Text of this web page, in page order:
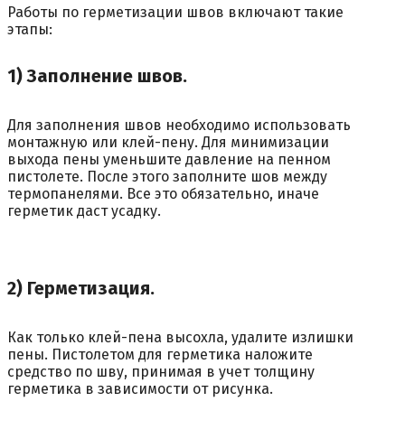
Работы по герметизации швов включают такие
этапы:
1) Заполнение швов.
Для заполнения швов необходимо использовать
монтажную или клей-пену. Для минимизации
выхода пены уменьшите давление на пенном
пистолете. После этого заполните шов между
термопанелями. Все это обязательно, иначе
герметик даст усадку.
2) Герметизация.
Как только клей-пена высохла, удалите излишки
пены. Пистолетом для герметика наложите
средство по шву, принимая в учет толщину
герметика в зависимости от рисунка.